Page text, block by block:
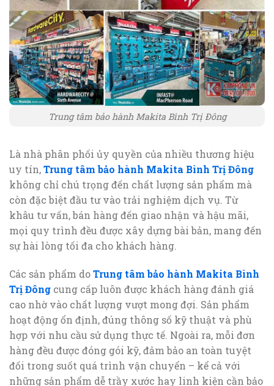
Trung tâm bảo hành Makita Bình Trị Đông
Là nhà phân phối ủy quyền của nhiều thương hiệu
uy tín,Trung tâm bảo hành Makita Bình Trị Đông
không chỉ chú trọng đến chất lượng sản phẩm mà
còn đặc biệt đầu tư vào trải nghiệm dịch vụ. Từ
khâu tư vấn, bán hàng đến giao nhận và hậu mãi,
mọi quy trình đều được xây dựng bài bản, mang đến
sự hài lòng tối đa cho khách hàng.
Các sản phẩm doTrung tâm bảo hành Makita Bình
Trị Đông cung cấp luôn được khách hàng đánh giá
cao nhờ vào chất lượng vượt mong đợi. Sản phẩm
hoạt động ổn định, đúng thông số kỹ thuật và phù
hợp với nhu cầu sử dụng thực tế. Ngoài ra, mỗi đơn
hàng đều được đóng gói kỹ, đảm bảo an toàn tuyệt
đối trong suốt quá trình vận chuyển – kể cả với
những sản phẩm dễ trầy xước hay linh kiện cần bảo